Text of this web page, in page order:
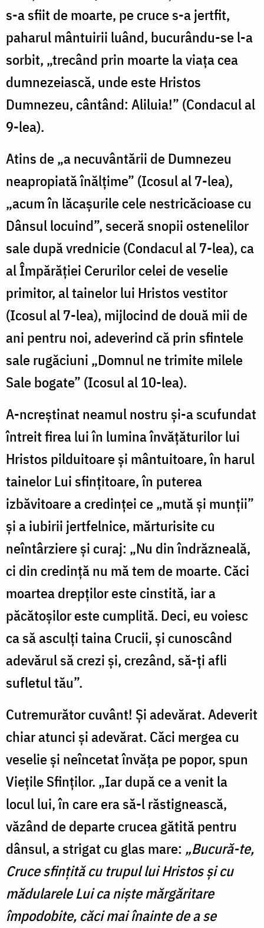
s-a sfiit de moarte, pe cruce s-a jertfit,
paharul mântuirii luând, bucurându-se l-a
sorbit, „trecând prin moarte la viața cea
dumnezeiască, unde este Hristos
Dumnezeu, cântând: Aliluia!” (Condacul al
9-lea).
Atins de „a necuvântării de Dumnezeu
neapropiată înălţime” (Icosul al 7-lea),
„acum în lăcaşurile cele nestricăcioase cu
Dânsul locuind”, seceră snopii ostenelilor
sale după vrednicie (Condacul al 7-lea), ca
al Împărăţiei Cerurilor celei de veselie
primitor, al tainelor lui Hristos vestitor
(Icosul al 7-lea), mijlocind de două mii de
ani pentru noi, adeverind că prin sfintele
sale rugăciuni „Domnul ne trimite milele
Sale bogate” (Icosul al 10-lea).
A-ncreștinat neamul nostru și-a scufundat
întreit firea lui în lumina învățăturilor lui
Hristos pilduitoare și mântuitoare, în harul
tainelor Lui sfințitoare, în puterea
izbăvitoare a credinței ce „mută și munții”
și a iubirii jertfelnice, mărturisite cu
neîntârziere și curaj: „Nu din îndrăzneală,
ci din credință nu mă tem de moarte. Căci
moartea drepților este cinstită, iar a
păcătoșilor este cumplită. Deci, eu voiesc
ca să asculți taina Crucii, și cunoscând
adevărul să crezi și, crezând, să-ți afli
sufletul tău”.
Cutremurător cuvânt! Și adevărat. Adeverit
chiar atunci și adevărat. Căci mergea cu
veselie și neîncetat învăța pe popor, spun
Viețile Sfinților. „Iar după ce a venit la
locul lui, în care era să-l răstignească,
văzând de departe crucea gătită pentru
dânsul, a strigat cu glas mare: „Bucură-te,
Cruce sfințită cu trupul lui Hristos și cu
mădularele Lui ca niște mărgăritare
împodobite, căci mai înainte de a se